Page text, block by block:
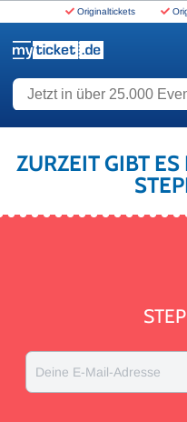
Originaltickets
Jetzt in über 25.000 Events
ZURZEIT GIBT
Deine E-Mail-Adresse